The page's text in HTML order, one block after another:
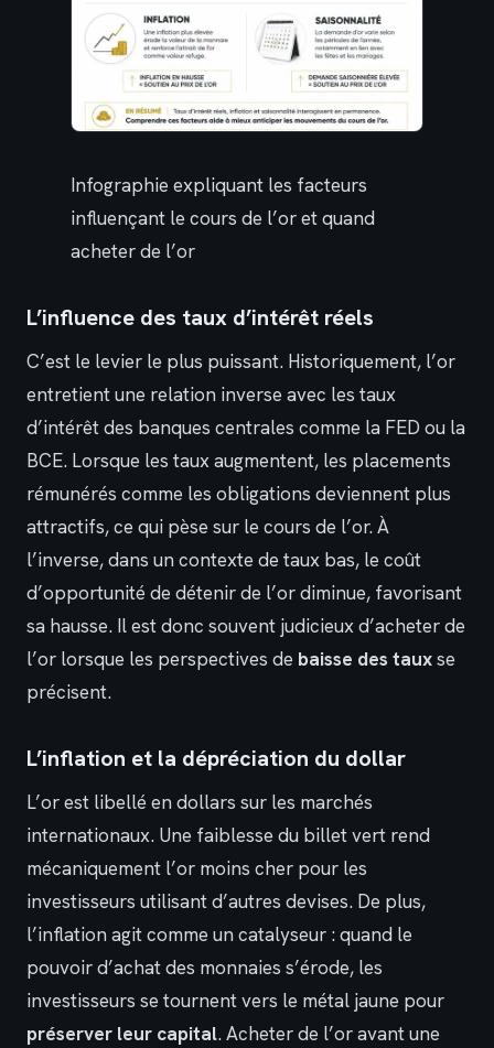
Infographie expliquant les facteurs
influençant le cours de l’or et quand
acheter de l’or
L’influence des taux d’intérêt réels
C’est le levier le plus puissant. Historiquement, l’or
entretient une relation inverse avec les taux
d’intérêt des banques centrales comme la FED ou la
BCE. Lorsque les taux augmentent, les placements
rémunérés comme les obligations deviennent plus
attractifs, ce qui pèse sur le cours de l’or. À
l’inverse, dans un contexte de taux bas, le coût
d’opportunité de détenir de l’or diminue, favorisant
sa hausse. Il est donc souvent judicieux d’acheter de
l’or lorsque les perspectives de baisse des tauxse
précisent.
L’inflation et la dépréciation du dollar
L’or est libellé en dollars sur les marchés
internationaux. Une faiblesse du billet vert rend
mécaniquement l’or moins cher pour les
investisseurs utilisant d’autres devises. De plus,
l’inflation agit comme un catalyseur : quand le
pouvoir d’achat des monnaies s’érode, les
investisseurs se tournent vers le métal jaune pour
préserver leur capital. Acheter de l’or avant une